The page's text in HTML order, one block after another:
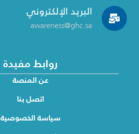
روابط مفيدة
عن المنصة
اتصل بنا
سياسة الخصوصية
البريد الإلكتروني
awareness@ghc.sa